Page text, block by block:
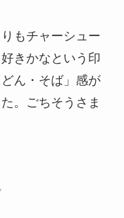
もチャーシュー
きかなという印
ん・そば」感が
。ごちそうさま